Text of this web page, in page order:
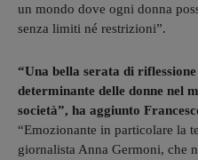
un mondo dove ogni donna
senza limiti né restrizioni”.
“Una bella serata di
determinante delle donne nel
società”, ha aggiunto
“Emozionante in particolare la
giornalista Anna Germoni, che